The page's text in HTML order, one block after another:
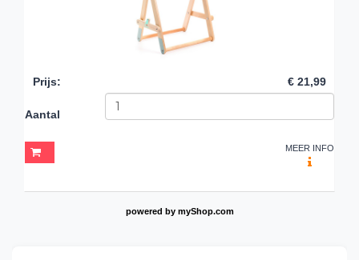
Prijs: € 21,99
Aantal
MEER INFO
powered by myShop.com